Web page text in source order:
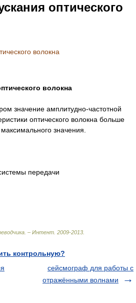
оптического
волокна
волокна
значение амплитудно-частотной
оптического волокна больше
значения.
передачи
– Интент 2009-2013
контрольную?
сейсмограф для работы с
отражёнными волнами